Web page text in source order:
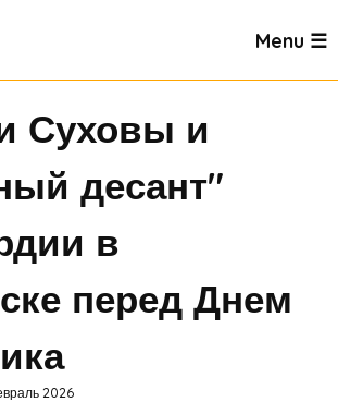
Menu ☰
Суховы и
десант"
в
перед Днем
2026